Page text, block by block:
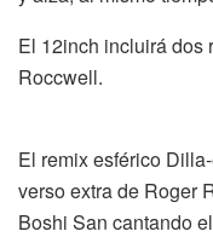
El 12inch incluirá dos
Roccwell.
El remix esférico
verso extra de Roger
Boshi San cantando